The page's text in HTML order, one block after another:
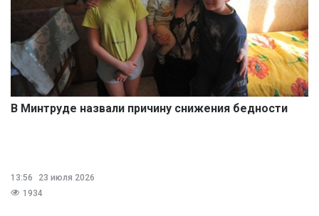
В Минтруде назвали причину снижения бедности
13:56
23 июля 2026
1934